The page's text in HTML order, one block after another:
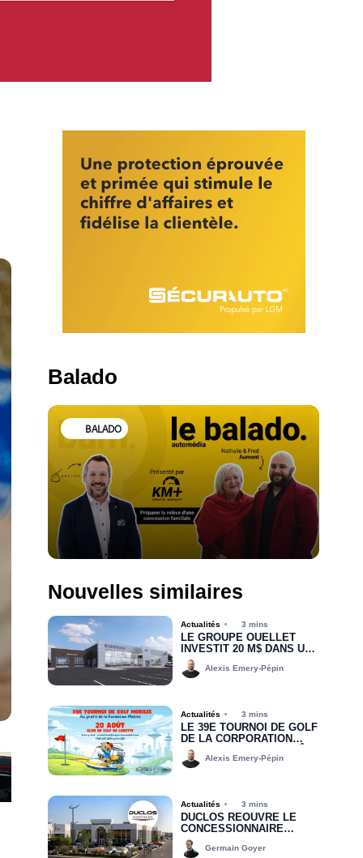
Balado
BALADO
Nouvelles similaires
Actualités 3 mins
LE GROUPE OUELLET
INVESTIT 20 M$ DANS UNE
NOUVELLE CONCESSION
POUR RIMOUSKI FORD
Alexis Emery-Pépin
Actualités 3 mins
LE 39E TOURNOI DE GOLF
DE LA CORPORATION
MOBILIS, C’EST BIENTÔT!
Alexis Emery-Pépin
Actualités 3 mins
DUCLOS RÉOUVRE LE
CONCESSIONNAIRE
CHRYSLER DODGE JEEP
RAM DE DRUMMONDVILLE
Germain Goyer